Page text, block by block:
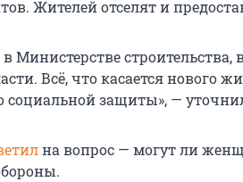
Жителей отселят и
Министерстве строительства,
Всё, что касается нового
социальной защиты», —
на вопрос — могут ли